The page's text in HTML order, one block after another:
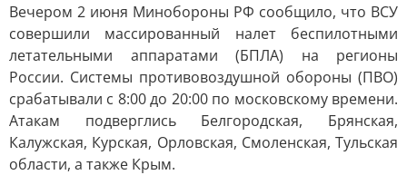
Вечером 2 июня Минобороны РФ сообщило, что ВСУ
совершили массированный налет беспилотными
летательными аппаратами (БПЛА) на регионы
России. Системы противовоздушной обороны (ПВО)
срабатывали с 8:00 до 20:00 по московскому времени.
Атакам подверглись Белгородская, Брянская,
Калужская, Курская, Орловская, Смоленская, Тульская
области, а также Крым.